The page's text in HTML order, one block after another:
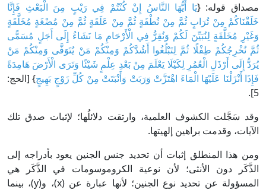
مصداق قوله: {يَا أَيُّهَا النَّاسُ إِنْ كُنْتُمْ فِي رَيْبٍ مِنَ الْبَعْثِ فَإِنَّا
خَلَقْنَاكُمْ مِنْ تُرَابٍ ثُمَّ مِنْ نُطْفَةٍ ثُمَّ مِنْ عَلَقَةٍ ثُمَّ مِنْ مُضْغَةٍ مُخَلَّقَةٍ
وَغَيْرِ مُخَلَّقَةٍ لِنُبَيِّنَ لَكُمْ وَنُقِرُّ فِي الْأَرْحَامِ مَا نَشَاءُ إِلَى أَجَلٍ مُسَمًّى
ثُمَّ نُخْرِجُكُمْ طِفْلًا ثُمَّ لِتَبْلُغُوا أَشُدَّكُمْ وَمِنْكُمْ مَنْ يُتَوَفَّى وَمِنْكُمْ مَنْ
يُرَدُّ إِلَى أَرْذَلِ الْعُمُرِ لِكَيْلَا يَعْلَمَ مِنْ بَعْدِ عِلْمٍ شَيْئًا وَتَرَى الْأَرْضَ هَامِدَةً
فَإِذَا أَنْزَلْنَا عَلَيْهَا الْمَاءَ اهْتَزَّتْ وَرَبَتْ وَأَنْبَتَتْ مِنْ كُلِّ زَوْجٍ بَهِيجٍ} [الحج:
5].
وقد سَجَّلت الكشوف العلمية، وارتقت دلائلُها؛ لإثبات صدق تلك
الآيات، وقدمت براهين إلهيتها.
ومن هذا المنطلق إثبات أن تحديد جنس الجنين يعود بأدراجه إلى
الذَّكَر دون الأنثى؛ لأن نوعية الكروموسومات في الذَّكَر هي
المسؤولة عن تحديد نوع الجنين؛ لأنها عبارة عن (x)، و(y)، بينما